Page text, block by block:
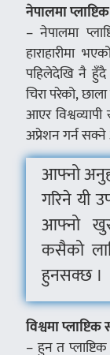
नेपालमा
– नेपालमा
हाराहारीमा
पहिलेदेखि नै
चिरा परेको,
आएर
अप्रेशन गर्न
आफ्नो
गरिने यी
आफ्नो
कसैको
हुनसक्छ ।
विश्वमा
– हुन त